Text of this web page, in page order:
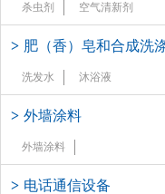
杀虫剂 空气清新剂
> 肥（香）皂和合成洗
洗发水 沐浴液
> 外墙涂料
外墙涂料
> 电话通信设备